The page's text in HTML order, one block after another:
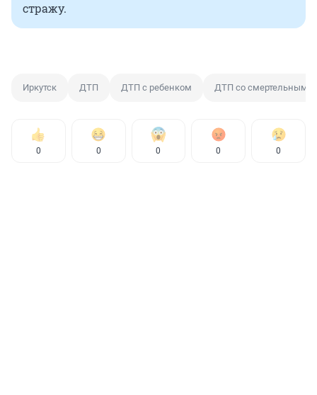
стражу.
Иркутск ДТП ДТП с ребенком ДТП со смертельным
0 0 0 0 0